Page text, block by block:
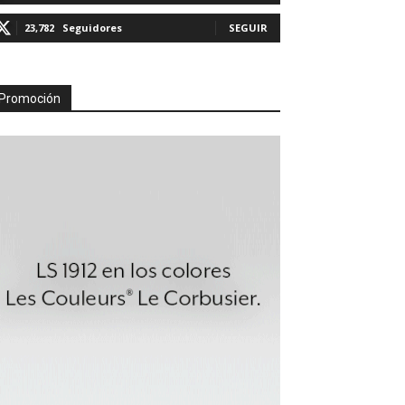
23,782 Seguidores SEGUIR